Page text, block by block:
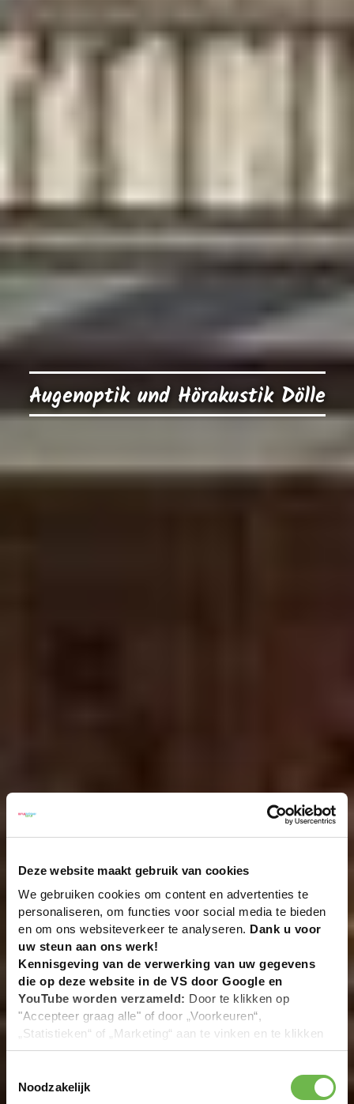
Deze website maakt gebruik van cookies
We gebruiken cookies om content en advertenties te
personaliseren, om functies voor social media te bieden
en om ons websiteverkeer te analyseren. Dank u voor
uw steun aan ons werk!
Kennisgeving van de verwerking van uw gegevens
die op deze website in de VS door Google en
YouTube worden verzameld: Door te klikken op
"Accepteer graag alle" of door „Voorkeuren“,
„Statistieken“ of „Marketing“ aan te vinken en te klikken
op "Selectie handmatig instellen", stemt u er ook mee in
overeenstemming met Art. 49 (1) zin 1 lit. a DSGVO. De
Noodzakelijk
Augenoptik und Hörakustik Dölle